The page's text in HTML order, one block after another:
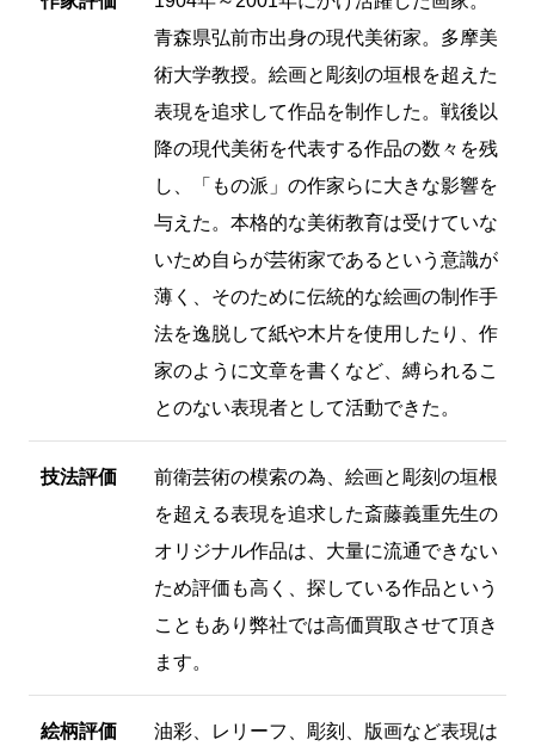
斎藤義重の買取査定のポイント
1904年～2001年にかけ活躍した画家。
青森県弘前市出身の現代美術家。多摩美
術大学教授。絵画と彫刻の垣根を超えた
表現を追求して作品を制作した。戦後以
降の現代美術を代表する作品の数々を残
し、「もの派」の作家らに大きな影響を
与えた。本格的な美術教育は受けていな
いため自らが芸術家であるという意識が
薄く、そのために伝統的な絵画の制作手
家のように文章を書くなど、縛られるこ
とのない表現者として活動できた。
前衛芸術の模索の為、絵画と彫刻の垣根
を超える表現を追求した斎藤義重先生の
こともあり弊社では高価買取させて頂き